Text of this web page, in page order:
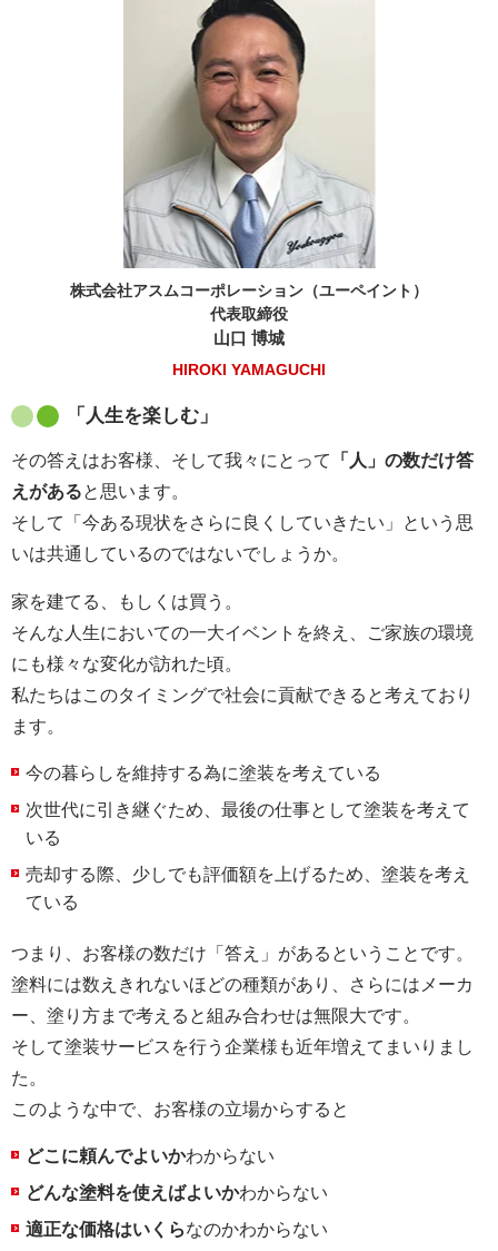
株式会社アスムコーポレーション（ユーペイント）
代表取締役
山口 博城
HIROKI YAMAGUCHI
「人生を楽しむ」
その答えはお客様、そして我々にとって
「人」の数だけ答
えがあると思います。
そして「今ある現状をさらに良くしていきたい」という思
いは共通しているのではないでしょうか。
家を建てる、もしくは買う。
そんな人生においての一大イベントを終え、ご家族の環境
にも様々な変化が訪れた頃。
私たちはこのタイミングで社会に貢献できると考えており
ます。
今の暮らしを維持する為に塗装を考えている
次世代に引き継ぐため、最後の仕事として塗装を考えて
いる
売却する際、少しでも評価額を上げるため、塗装を考え
ている
つまり、お客様の数だけ「答え」があるということです。
塗料には数えきれないほどの種類があり、さらにはメーカ
ー、塗り方まで考えると組み合わせは無限大です。
そして塗装サービスを行う企業様も近年増えてまいりまし
た。
このような中で、お客様の立場からすると
どこに頼んでよいかわからない
どんな塗料を使えばよいかわからない
適正な価格はいくらなのかわからない